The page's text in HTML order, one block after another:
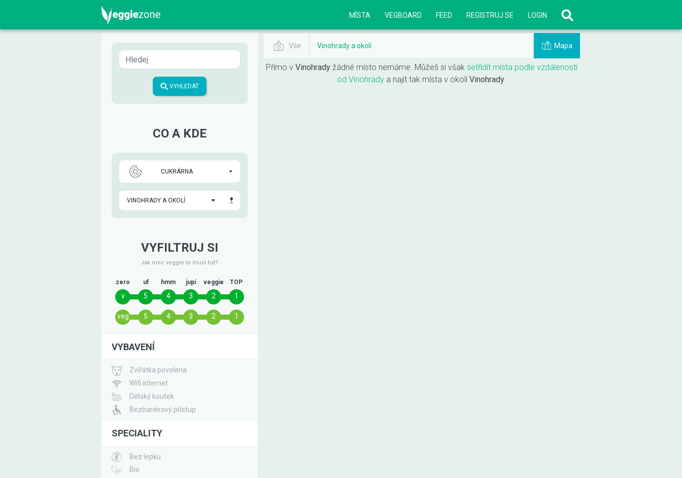
MÍSTA VEGBOARD FEED REGISTRUJ SE LOGIN
VYHLEDAT
CO A KDE
CUKRÁRNA
VINOHRADY A OKOLÍ
VYFILTRUJ SI
Jak moc veggie to musí být?
zero uf hmm jupí veggie TOP
v 5 4 3 2 1
veg 5 4 3 2 1
VYBAVENÍ
Zvířátka povolena
Wifi internet
Dětský koutek
Bezbariérový přístup
SPECIALITY
Bez lepku
Bio
Vše Vinohrady a okolí Mapa
Přímo v Vinohradyžádné místo nemáme. Můžeš si však setřídít místa podle vzdálenosti
od Vinohradya najít tak místa v okolíVinohrady.